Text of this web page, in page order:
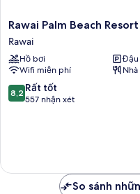
Rawai
Palm
Beach
Resort
Rawai
Rawai Palm Beach Resort
Rawai
Hồ bơi
Đậu
Wifi miễn phí
8.2
trên
xét
8,2 Rất tốt
557 nhận xét
So sánh